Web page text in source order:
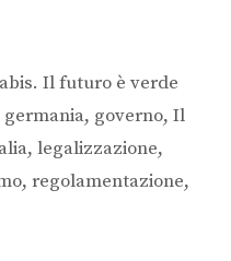
Il futuro è verde
germania, governo, Il
, legalizzazione,
, regolamentazione,